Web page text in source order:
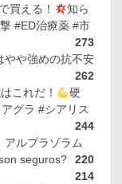
買える！
知ら
#ED治療薬 #市
273
やや強めの抗不安
262
これだ！
硬
グラ #シアリス
244
アルプラゾラム
220
seguros?
214